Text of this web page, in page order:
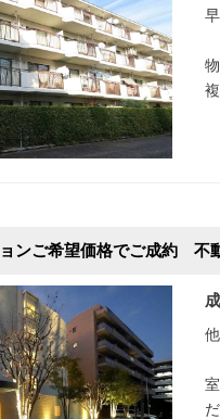
ョンご希望価格でご成約 不